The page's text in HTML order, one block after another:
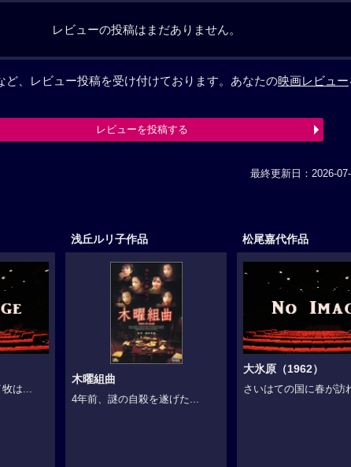
レビューの投稿はまだありません。
ど、レビュー投稿を受け付けております。あなたの映画レビュー
レビューを投稿する
最終更新日：2026-
牧は...
浅丘ルリ子作品
木曜組曲
4年前、謎の自殺を遂げた...
松尾嘉代作品
大氷原（1962）
さいはての国に春が訪